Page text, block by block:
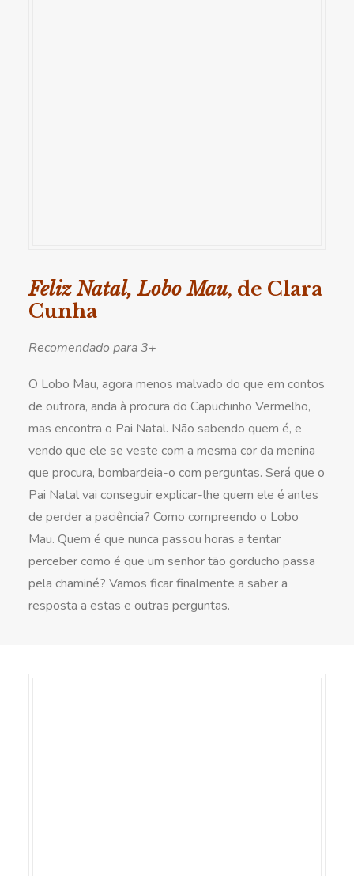
Feliz Natal, Lobo Mau, de Clara
Cunha
Recomendado para 3+
O Lobo Mau, agora menos malvado do que em contos
de outrora, anda à procura do Capuchinho Vermelho,
mas encontra o Pai Natal. Não sabendo quem é, e
vendo que ele se veste com a mesma cor da menina
que procura, bombardeia-o com perguntas. Será que o
Pai Natal vai conseguir explicar-lhe quem ele é antes
de perder a paciência? Como compreendo o Lobo
Mau. Quem é que nunca passou horas a tentar
perceber como é que um senhor tão gorducho passa
pela chaminé? Vamos ficar finalmente a saber a
resposta a estas e outras perguntas.